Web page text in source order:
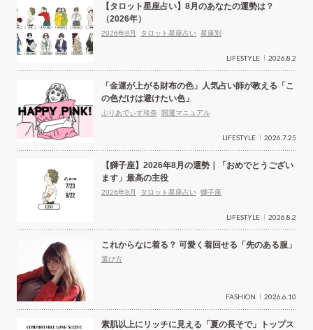
【タロット星座占い】8月のあなたの運勢は？
（2026年）
2026年8月 タロット星座占い 星座別
LIFESTYLE 2026.8.2
「金運が上がる財布の色」人気占い師が教える「こ
の色だけは避けたい色」
ぷりあでぃす玲奈 開運マニュアル
LIFESTYLE 2026.7.25
【獅子座】2026年8月の運勢｜「おめでとうござい
ます」最高の主役
2026年8月 タロット星座占い 獅子座
LIFESTYLE 2026.8.2
これからなに着る？ 可愛く着回せる「先のある服」
選び方
FASHION 2026.6.10
素肌以上にリッチに見える「夏の長そで」トップス